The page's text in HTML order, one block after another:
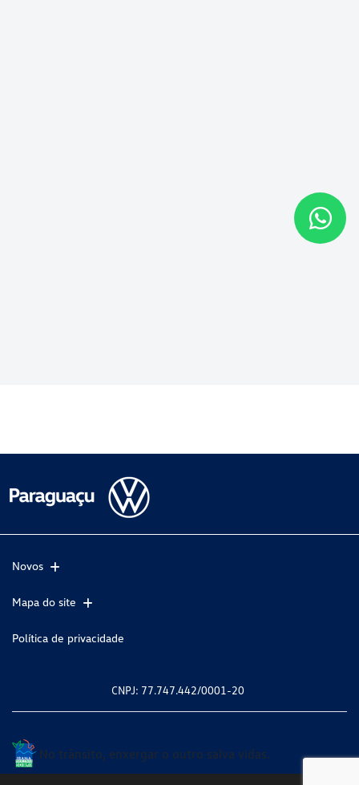
Novos
Mapa do site
Política de privacidade
CNPJ: 77.747.442/0001-20
No trânsito, enxergar o outro salva vidas.